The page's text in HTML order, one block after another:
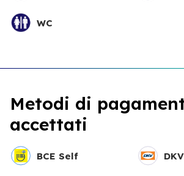
WC
Metodi di
accettati
BCE Self DKV